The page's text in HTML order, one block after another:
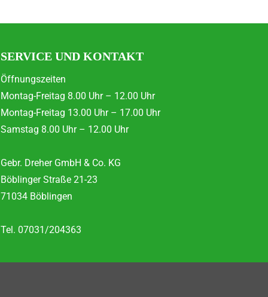
SERVICE UND KONTAKT
Öffnungszeiten
Montag-Freitag 8.00 Uhr – 12.00 Uhr
Montag-Freitag 13.00 Uhr – 17.00 Uhr
Samstag 8.00 Uhr – 12.00 Uhr
Gebr. Dreher GmbH & Co. KG
Böblinger Straße 21-23
71034 Böblingen
Tel. 07031/204363